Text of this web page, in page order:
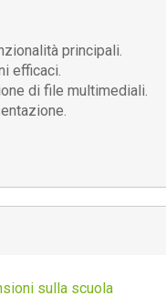
principali.
efficaci.
di file multimediali.
sulla scuola